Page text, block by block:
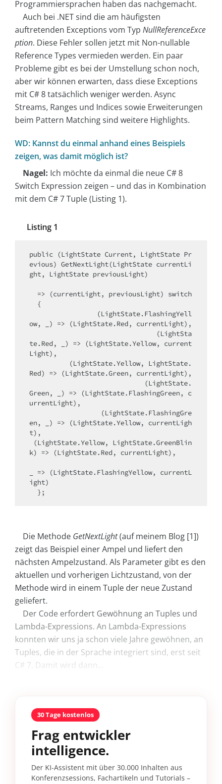
Programmiersprachen haben das nachgemacht.
Auch bei .NET sind die am häufigsten
auftretenden Exceptions vom Typ NullReferenceExce
ption. Diese Fehler sollen jetzt mit Non-nullable
Reference Types vermieden werden. Ein paar
Probleme gibt es bei der Umstellung schon noch,
aber wir können erwarten, dass diese Exceptions
mit C# 8 tatsächlich weniger werden. Async
Streams, Ranges und Indices sowie Erweiterungen
beim Pattern Matching sind weitere Highlights.
WD: Kannst du einmal anhand eines Beispiels
zeigen, was damit möglich ist?
Nagel: Ich möchte da einmal die neue C# 8
Switch Expression zeigen – und das in Kombination
mit dem C# 7 Tuple (Listing 1).
Listing 1
public (LightState Current, LightState Pr
evious) GetNextLight(LightState currentLi
ght, LightState previousLight)
ow, _) => (LightState.Red, currentLight),
te.Red, _) => (LightState.Yellow, current
Light),
Red) => (LightState.Green, currentLight),
Green, _) => (LightState.FlashingGreen, c
urrentLight),
en, _) => (LightState.Yellow, currentLigh
t),
k) => (LightState.Red, currentLight),
_ => (LightState.FlashingYellow, currentL
ight)
  };
Die Methode GetNextLight(auf meinem Blog [1])
zeigt das Beispiel einer Ampel und liefert den
nächsten Ampelzustand. Als Parameter gibt es den
aktuellen und vorherigen Lichtzustand, von der
Methode wird in einem Tuple der neue Zustand
geliefert.
Der Code erfordert Gewöhnung an Tuples und
Lambda-Expressions. An Lambda-Expressions
konnten wir uns ja schon viele Jahre gewöhnen, an
Tuples, die in der Sprache integriert sind, erst seit
C# 7. Damit wird dann...
30 Tage kostenlos
Frag entwickler
intelligence.
Der KI-Assistent mit über 30.000 Inhalten aus
Konferenzsessions, Fachartikeln und Tutorials –